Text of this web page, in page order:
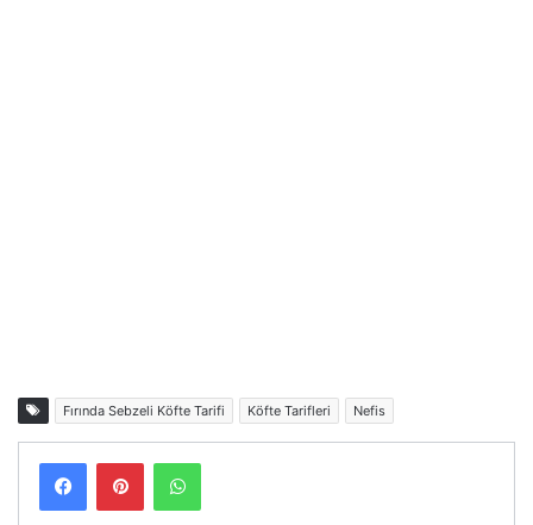
Fırında Sebzeli Köfte Tarifi Köfte Tarifleri Nefis
FacebookPinterestWhatsApp